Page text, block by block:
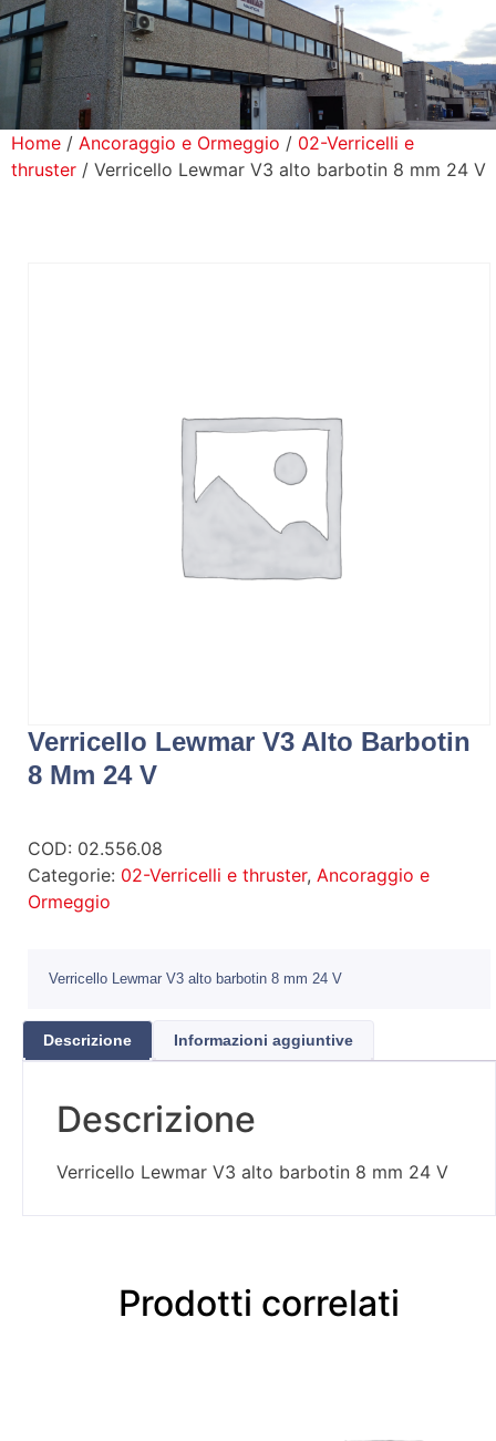
Prodotti
Home / Ancoraggio e Ormeggio / 02-Verricelli e
thruster / Verricello Lewmar V3 alto barbotin 8 mm 24 V
Verricello Lewmar V3 Alto Barbotin
8 Mm 24 V
COD: 02.556.08
Categorie: 02-Verricelli e thruster, Ancoraggio e
Ormeggio
Verricello Lewmar V3 alto barbotin 8 mm 24 V
Descrizione Informazioni aggiuntive
Descrizione
Verricello Lewmar V3 alto barbotin 8 mm 24 V
Prodotti correlati